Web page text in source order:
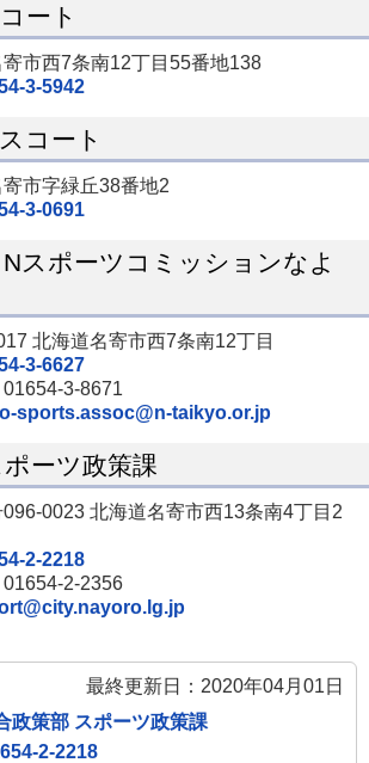
ート
市西7条南12丁目55番地138
3-5942
コート
市字緑丘38番地2
3-0691
スポーツコミッションなよ
北海道名寄市西7条南12丁目
3-6627
3-8671
sports.assoc@n-taikyo.or.jp
ーツ政策課
0023 北海道名寄市西13条南4丁目2
2-2218
2-2356
最終更新日：2020年04月01日
政策部 スポーツ政策課
2-2218